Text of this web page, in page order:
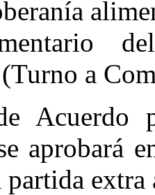
a
Acuerdo
aprobará
partida